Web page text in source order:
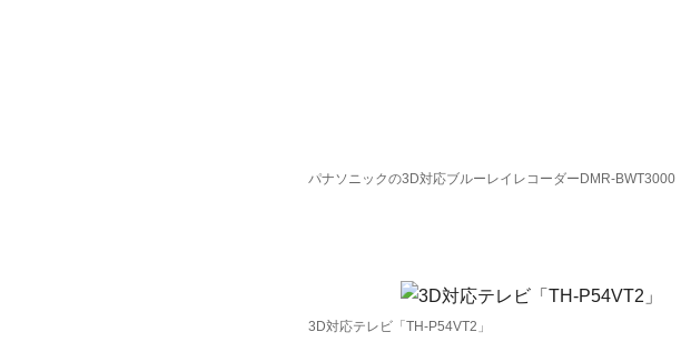
パナソニックの3D対応ブルーレイレコーダーDMR-BWT3000
3D対応テレビ「TH-P54VT2」